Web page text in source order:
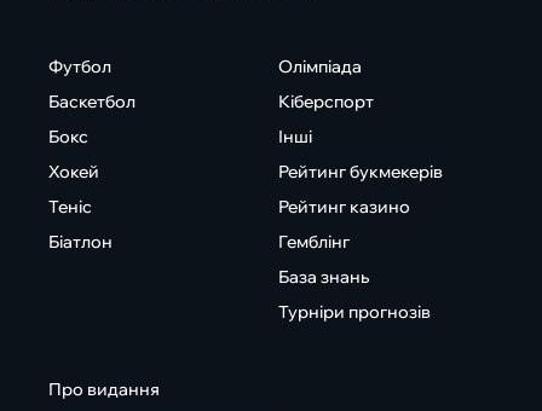
Футбол
Баскетбол
Бокс
Хокей
Теніс
Біатлон
Олімпіада
Кіберспорт
Інші
Рейтинг букмекерів
Рейтинг казино
Гемблінг
База знань
Турніри прогнозів
Про видання